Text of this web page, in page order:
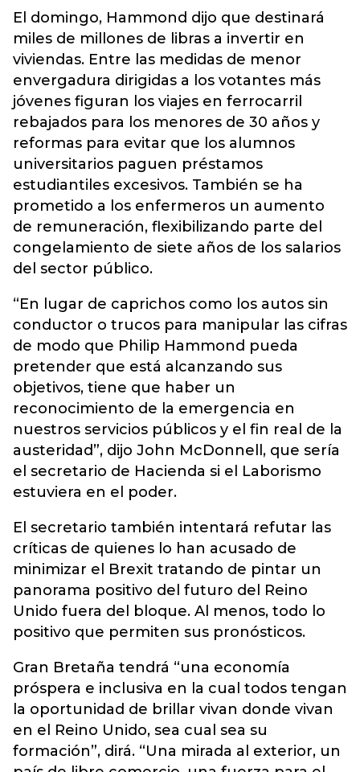
El domingo, Hammond dijo que destinará
miles de millones de libras a invertir en
viviendas. Entre las medidas de menor
envergadura dirigidas a los votantes más
jóvenes figuran los viajes en ferrocarril
rebajados para los menores de 30 años y
reformas para evitar que los alumnos
universitarios paguen préstamos
estudiantiles excesivos. También se ha
prometido a los enfermeros un aumento
de remuneración, flexibilizando parte del
congelamiento de siete años de los salarios
del sector público.
“En lugar de caprichos como los autos sin
conductor o trucos para manipular las cifras
de modo que Philip Hammond pueda
pretender que está alcanzando sus
objetivos, tiene que haber un
reconocimiento de la emergencia en
nuestros servicios públicos y el fin real de la
austeridad”, dijo John McDonnell, que sería
el secretario de Hacienda si el Laborismo
estuviera en el poder.
El secretario también intentará refutar las
críticas de quienes lo han acusado de
minimizar el Brexit tratando de pintar un
panorama positivo del futuro del Reino
Unido fuera del bloque. Al menos, todo lo
positivo que permiten sus pronósticos.
Gran Bretaña tendrá “una economía
próspera e inclusiva en la cual todos tengan
la oportunidad de brillar vivan donde vivan
en el Reino Unido, sea cual sea su
formación”, dirá. “Una mirada al exterior, un